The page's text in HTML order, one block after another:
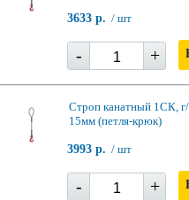
3633 р. / шт
- +
Строп канатный 1СК,
15мм (петля-крюк)
3993 р. / шт
- +